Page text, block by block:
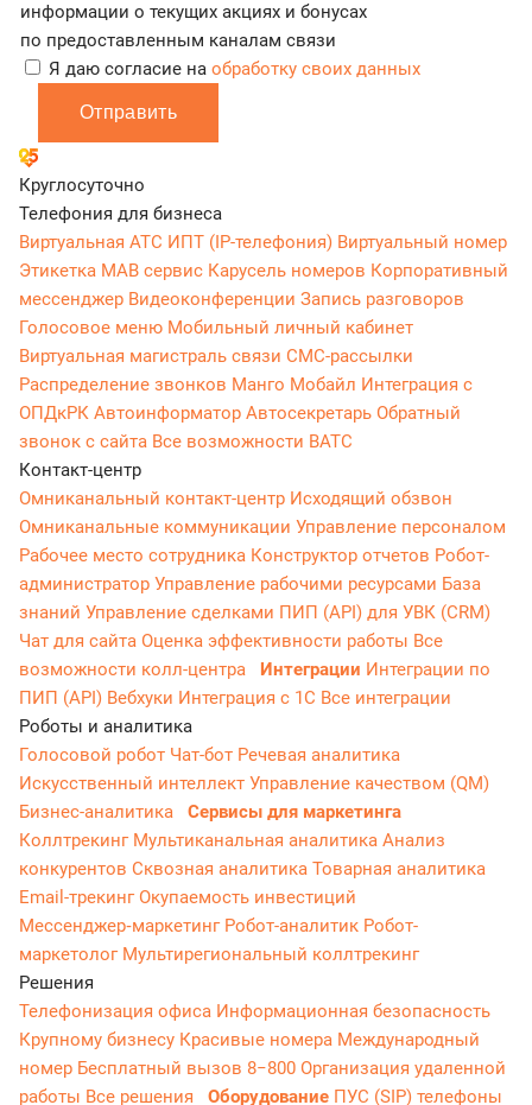
информации о текущих акциях и бонусах
по предоставленным каналам связи
Я даю согласие на обработку своих данных
Отправить
Круглосуточно
Телефония для бизнеса
Виртуальная АТС ИПТ (IP-телефония) Виртуальный номер
Этикетка МАВ сервис Карусель номеров Корпоративный
мессенджер Видеоконференции Запись разговоров
Голосовое меню Мобильный личный кабинет
Виртуальная магистраль связи СМС-рассылки
Распределение звонков Манго Мобайл Интеграция с
ОПДкРК Автоинформатор Автосекретарь Обратный
звонок с сайта Все возможности ВАТС
Контакт-центр
Омниканальный контакт-центр Исходящий обзвон
Омниканальные коммуникации Управление персоналом
Рабочее место сотрудника Конструктор отчетов Робот-
администратор Управление рабочими ресурсами База
знаний Управление сделками ПИП (API) для УВК (CRM)
Чат для сайта Оценка эффективности работы Все
возможности колл-центра
Интеграции Интеграции по
ПИП (API) Вебхуки Интеграция с 1С Все интеграции
Роботы и аналитика
Голосовой робот Чат-бот Речевая аналитика
Искусственный интеллект Управление качеством (QM)
Бизнес-аналитика
Сервисы для маркетинга
Коллтрекинг Мультиканальная аналитика Анализ
конкурентов Сквозная аналитика Товарная аналитика
Email-трекингОкупаемость инвестиций
Мессенджер‑маркетинг Робот-аналитик Робот-
маркетолог Мультирегиональный коллтрекинг
Решения
Телефонизация офиса Информационная безопасность
Крупному бизнесу Красивые номера Международный
номер Бесплатный вызов 8−800 Организация удаленной
работы Все решения Оборудование ПУС (SIP) телефоны